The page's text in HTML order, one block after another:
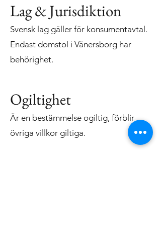
Lag & Jurisdiktion
Svensk lag gäller för konsumentavtal.
Endast domstol i Vänersborg har
behörighet.
Ogiltighet
Är en bestämmelse ogiltig, förblir
övriga villkor giltiga.